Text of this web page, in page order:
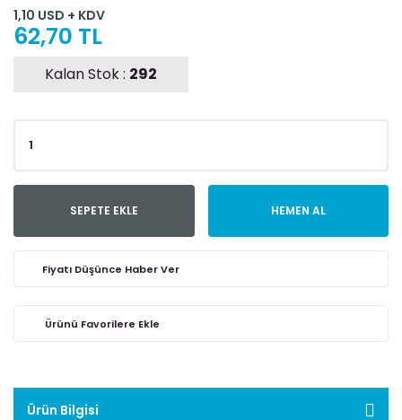
1,10 USD + KDV
62,70 TL
Kalan Stok : 292
SEPETE EKLE HEMEN AL
Fiyatı Düşünce Haber Ver
Ürün Bilgisi